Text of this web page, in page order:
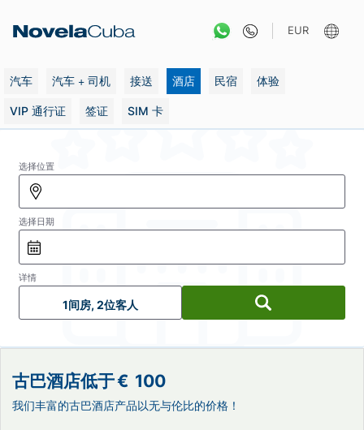
容
EUR
汽车 汽车 + 司机 接送 酒店 民宿 体验
VIP 通行证 签证 SIM 卡
选择位置
选择日期
详情
1间房, 2位客人
古巴酒店低于€ 100
我们丰富的古巴酒店产品以无与伦比的价格！